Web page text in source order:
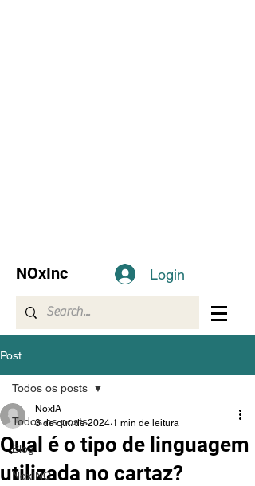
NOxInc Login
Post
Todos os posts
Blog
NoxINC
Todos os posts
Qual é o tipo de linguagem
utilizada no cartaz?
NoxIA
3 de out. de 2024 1 min de leitura